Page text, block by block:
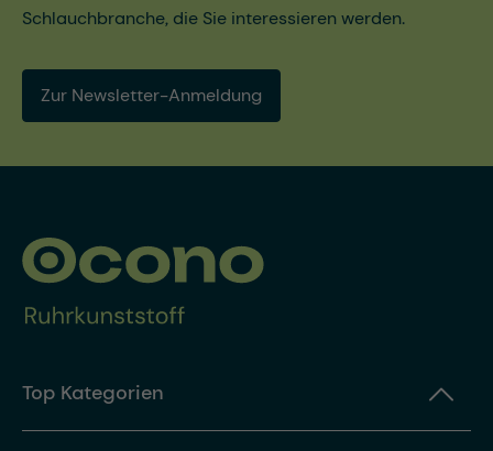
Schlauchbranche, die Sie interessieren werden.
Zur Newsletter-Anmeldung
Top Kategorien